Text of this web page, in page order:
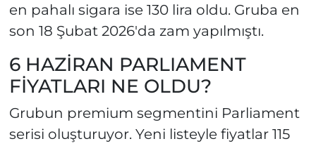
en pahalı sigara ise 130 lira oldu. Gruba en
son 18 Şubat 2026'da zam yapılmıştı.
6 HAZİRAN PARLIAMENT
FİYATLARI NE OLDU?
Grubun premium segmentini Parliament
serisi oluşturuyor. Yeni listeyle fiyatlar 115